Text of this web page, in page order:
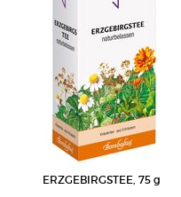
ERZGEBIRGSTEE, 75 g